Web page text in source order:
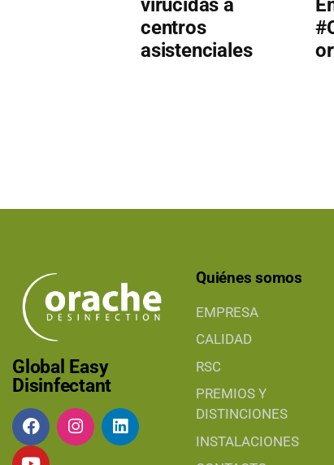
virucidas a
centros
asistenciales
Global Easy
Disinfectant
Quiénes somos
EMPRESA
CALIDAD
RSC
PREMIOS Y
DISTINCIONES
INSTALACIONES